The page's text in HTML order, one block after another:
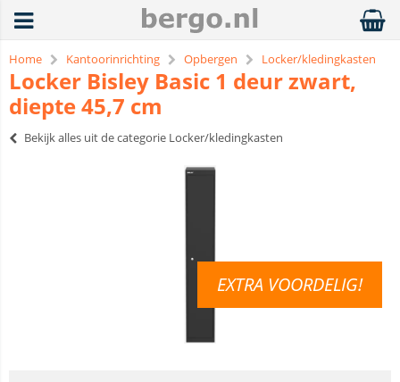
Home Kantoorinrichting Opbergen Locker/kledingkasten
Locker Bisley Basic 1 deur zwart,
diepte 45,7 cm
Bekijk alles uit de categorie Locker/kledingkasten
EXTRA VOORDELIG!